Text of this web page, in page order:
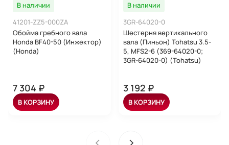
В наличии
41201-ZZ5-000ZA
Обойма гребного вала
Honda BF40-50 (Инжектор)
(Honda)
7 304 ₽
В КОРЗИНУ
В наличии
3GR-64020-0
Шестерня вертикального
вала (Пиньон) Tohatsu 3.5-
5, MFS2-6 (369-64020-0;
3GR-64020-0) (Tohatsu)
3 192 ₽
В КОРЗИНУ